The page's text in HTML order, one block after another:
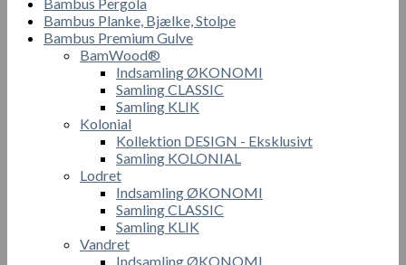
Bambus Planke, Bjælke, Stolpe
Bambus Premium Gulve
BamWood®
Indsamling ØKONOMI
Samling CLASSIC
Samling KLIK
Kolonial
Kollektion DESIGN - Eksklusivt
Samling KOLONIAL
Lodret
Indsamling ØKONOMI
Samling CLASSIC
Samling KLIK
Vandret
Indsamling ØKONOMI